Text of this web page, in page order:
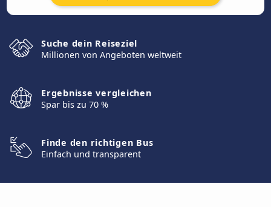
Suche dein Reiseziel
Millionen von Angeboten weltweit
Ergebnisse vergleichen
Spar bis zu 70 %
Finde den richtigen Bus
Einfach und transparent